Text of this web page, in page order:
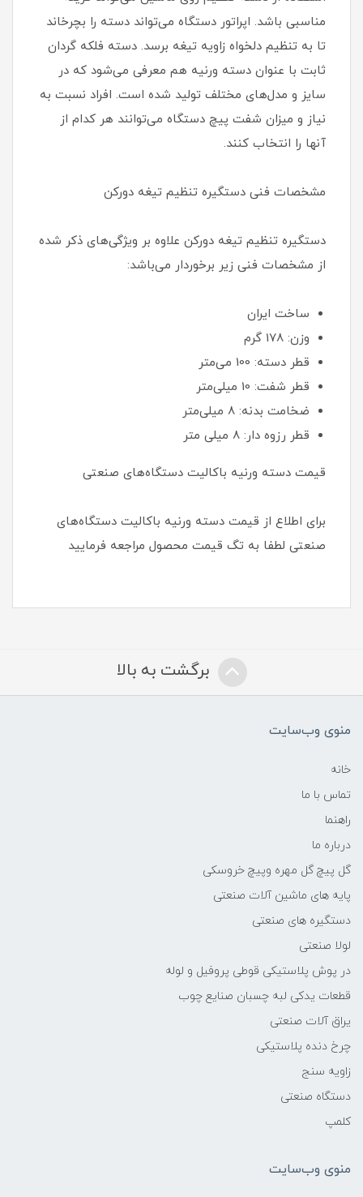
مناسبی باشد. اپراتور دستگاه می‌تواند دسته را بچرخاند
تا به تنظیم دلخواه زاویه تیغه برسد. دسته فلکه گردان
ثابت با عنوان دسته ورنیه هم معرفی می‌شود که در
سایز و مدل‌های مختلف تولید شده است. افراد نسبت به
نیاز و میزان شفت پیچ دستگاه می‌توانند هر کدام از
آنها را انتخاب کنند.
مشخصات فنی دستگیره تنظیم تیغه دورکن
دستگیره تنظیم تیغه دورکن علاوه بر ویژگی‌های ذکر شده
از مشخصات فنی زیر برخوردار می‌باشد:
ساخت ایران
وزن: 178 گرم
قطر دسته: 100 می‌متر
قطر شفت: 10 میلی‌متر
ضخامت بدنه: 8 میلی‌متر
قطر رزوه دار: 8 میلی متر
قیمت دسته ورنیه باکالیت دستگاه‌های صنعتی
برای اطلاع از قیمت دسته ورنیه باکالیت دستگاه‌های
صنعتی لطفا به تگ قیمت محصول مراجعه فرمایید
برگشت به بالا
منوی وب‌سایت
خانه
تماس با ما
راهنما
درباره ما
گل پیچ گل مهره وپیچ خروسکی
پایه های ماشین آلات صنعتی
دستگیره های صنعتی
لولا صنعتی
در پوش پلاستیکی قوطی پروفیل و لوله
قطعات یدکی لبه چسبان صنایع چوب
یراق آلات صنعتی
چرخ دنده پلاستیکی
زاویه سنج
دستگاه صنعتی
کلمپ
منوی وب‌سایت